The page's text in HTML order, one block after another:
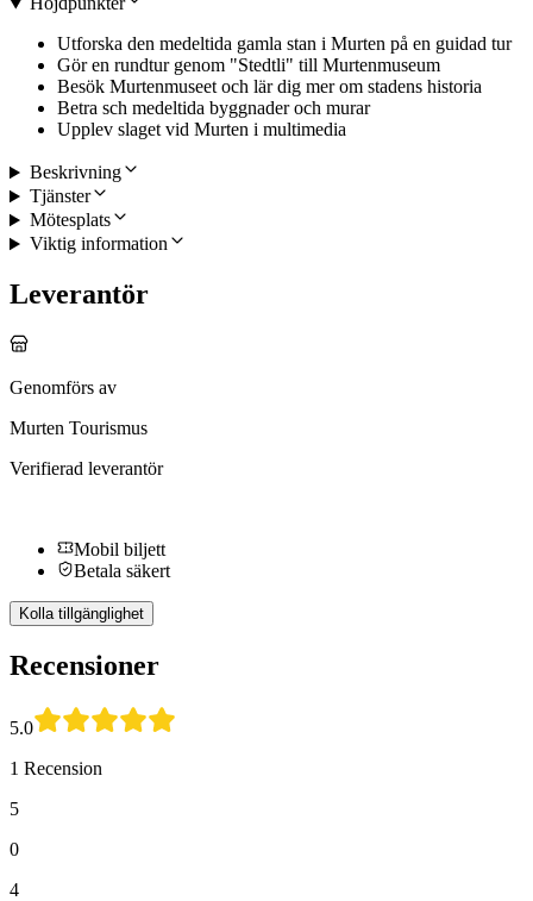
Utforska den medeltida gamla stan i Murten på en guidad tur
Gör en rundtur genom "Stedtli" till Murtenmuseum
Besök Murtenmuseet och lär dig mer om stadens historia
Betra sch medeltida byggnader och murar
Upplev slaget vid Murten i multimedia
Beskrivning
Tjänster
Mötesplats
Viktig information
Leverantör
Genomförs av
Murten Tourismus
Verifierad leverantör
Mobil biljett
Betala säkert
Kolla tillgänglighet
Recensioner
5.0
1 Recension
5
0
4